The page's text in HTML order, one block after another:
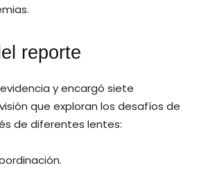
reporte
y encargó siete
que exploran los desafíos de
de diferentes lentes: